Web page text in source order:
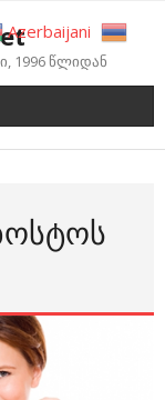
1996 წლიდან
Azerbaijani